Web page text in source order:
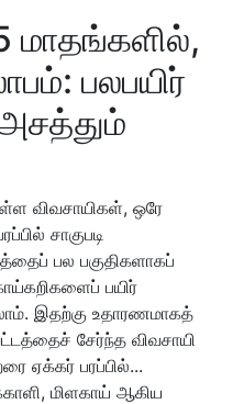
மாதங்களில்,
பலபயிர்
அசத்தும்
விவசாயிகள், ஒரே
சாகுபடி
பல பகுதிகளாகப்
பயிர்
இதற்கு உதாரணமாகத்
சேர்ந்த விவசாயி
ஏக்கர் பரப்பில்...
மிளகாய் ஆகிய